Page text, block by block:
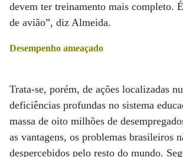
devem ter treinamento mais completo.
de avião”, diz Almeida.
Desempenho ameaçado
Trata-se, porém, de ações localizadas
deficiências profundas no sistema
massa de oito milhões de
as vantagens, os problemas brasileiros
despercebidos pelo resto do mundo.